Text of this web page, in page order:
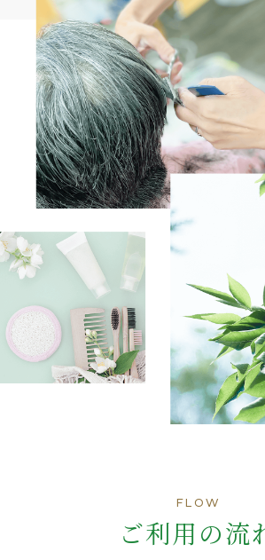
FLOW
ご利用の流